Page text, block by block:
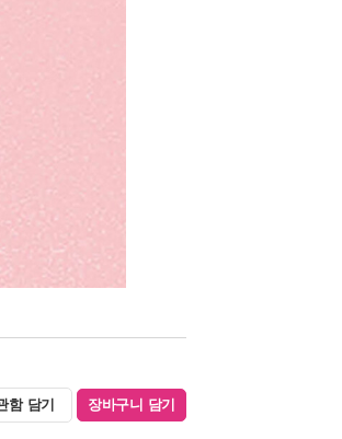
함 담기 장바구니 담기